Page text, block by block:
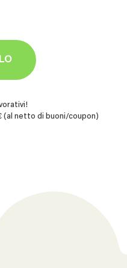
(al netto di buoni/coupon)